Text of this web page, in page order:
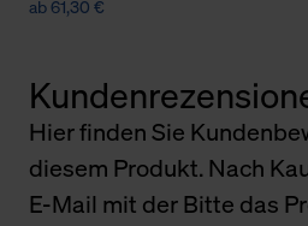
ab 61,30 €
Hier finden Sie
diesem Produkt. Nach
E-Mail mit der Bitte das